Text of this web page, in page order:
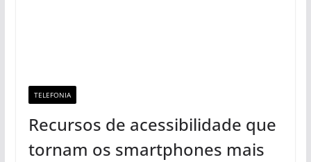
TELEFONIA
Recursos de acessibilidade que
tornam os smartphones mais